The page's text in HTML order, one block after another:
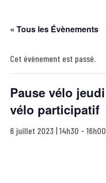
« Tous les Évènements
Cet évènement est passé.
Pause vélo
vélo participatif
6 juillet 2023 | 14h30 - 16h00